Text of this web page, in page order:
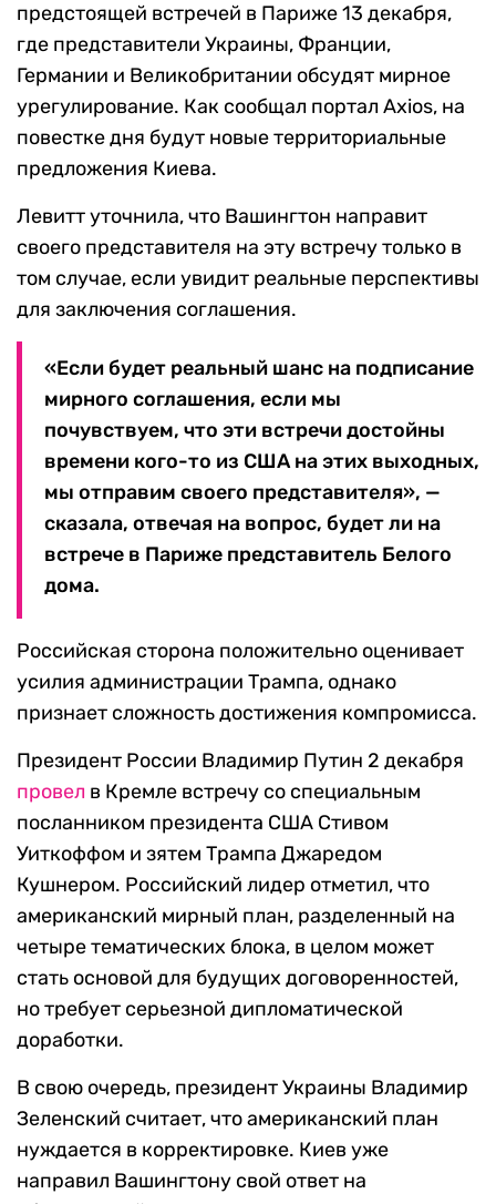
предстоящей встречей в Париже 13 декабря,
где представители Украины, Франции,
Германии и Великобритании обсудят мирное
урегулирование. Как сообщал портал Axios, на
повестке дня будут новые территориальные
предложения Киева.
Левитт уточнила, что Вашингтон направит
своего представителя на эту встречу только в
том случае, если увидит реальные перспективы
для заключения соглашения.
«Если будет реальный шанс на подписание
мирного соглашения, если мы
почувствуем, что эти встречи достойны
времени кого-то из США на этих выходных,
мы отправим своего представителя», —
сказала, отвечая на вопрос, будет ли на
встрече в Париже представитель Белого
дома.
Российская сторона положительно оценивает
усилия администрации Трампа, однако
признает сложность достижения компромисса.
Президент России Владимир Путин 2 декабря
провел в Кремле встречу со специальным
посланником президента США Стивом
Уиткоффом и зятем Трампа Джаредом
Кушнером. Российский лидер отметил, что
американский мирный план, разделенный на
четыре тематических блока, в целом может
стать основой для будущих договоренностей,
но требует серьезной дипломатической
доработки.
В свою очередь, президент Украины Владимир
Зеленский считает, что американский план
нуждается в корректировке. Киев уже
направил Вашингтону свой ответ на